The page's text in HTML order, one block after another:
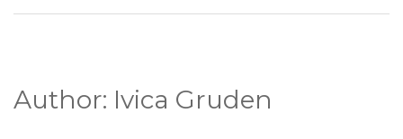
Author: Ivica Gruden